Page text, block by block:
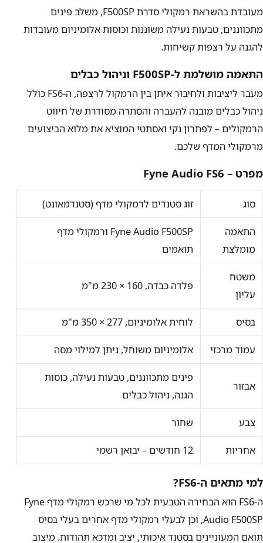
מעובדת בהשראת רמקולי סדרת F500SP, משלב פינים
מתכווננים, טבעות נעילה משוננות וכוסות אלומיניום מעובדות
להגנה על רצפות קשיחות.
התאמה מושלמת ל-F500SP וניהול כבלים
מעבר ליציבות ולחיבור איתן בין הרמקול לרצפה, ה-FS6 כולל
ניהול כבלים מובנה להעברה והסתרה מסודרת של חיווט
הרמקולים – לפתרון נקי ואסתטי המוציא את מלוא הביצועים
מרמקולי המדף שלכם.
מפרט – Fyne Audio FS6
סוג זוג סטנדים לרמקולי מדף (סטנדמאונט)
התאמה
מומלצת
Fyne Audio F500SP ורמקולי מדף
תואמים
משטח
עליון
פלדה כבדה, 160 × 230 מ"מ
בסיס לוחית אלומיניום, 277 × 350 מ"מ
עמוד מרכזי אלומיניום משוחל, ניתן למילוי מסה
אבזור
פינים מתכווננים, טבעות נעילה, כוסות
הגנה, ניהול כבלים
צבע שחור
אחריות 12 חודשים – יבואן רשמי
למי מתאים ה-FS6?
ה-FS6 הוא הבחירה הטבעית לכל מי שרכש רמקולי מדף Fyne
Audio F500SP, וכן לבעלי רמקולי מדף אחרים בעלי בסיס
תואם המעוניינים בסטנד איכותי, יציב ומדכא תהודות. מיצוב